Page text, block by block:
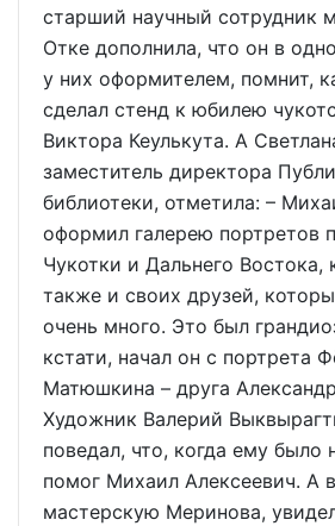
старший научный сотрудник
Отке дополнила, что он в
у них оформителем, помнит,
сделал стенд к юбилею
Виктора Кеулькута. А
заместитель директора
библиотеки, отметила: –
оформил галерею портретов
Чукотки и Дальнего Востока,
также и своих друзей,
очень много. Это был
кстати, начал он с портрета
Матюшкина – друга
Художник Валерий
поведал, что, когда ему было
помог Михаил Алексеевич. А
мастерскую Меринова,